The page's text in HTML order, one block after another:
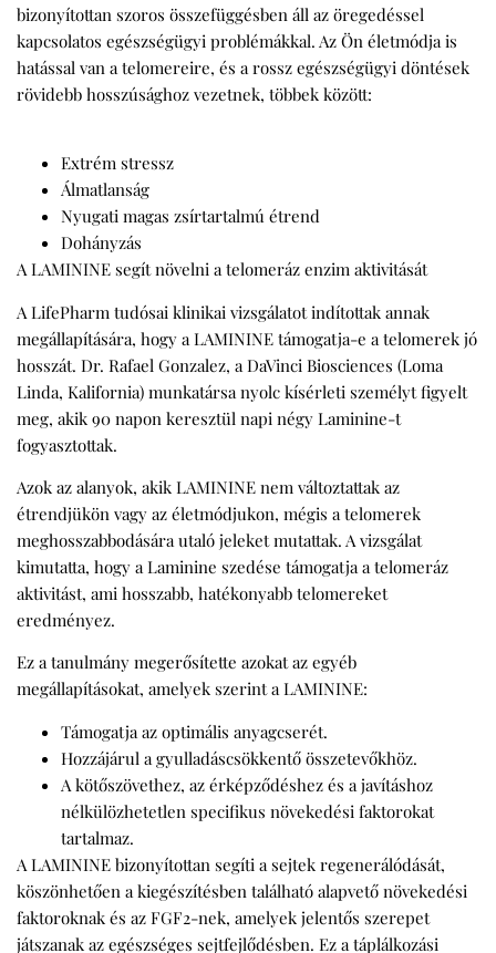
bizonyítottan szoros összefüggésben áll az öregedéssel
kapcsolatos egészségügyi problémákkal. Az Ön életmódja is
hatással van a telomereire, és a rossz egészségügyi döntések
rövidebb hosszúsághoz vezetnek, többek között:
Extrém stressz
Álmatlanság
Nyugati magas zsírtartalmú étrend
Dohányzás
A LAMININE segít növelni a telomeráz enzim aktivitását
A LifePharm tudósai klinikai vizsgálatot indítottak annak
megállapítására, hogy a LAMININE támogatja-e a telomerek jó
hosszát. Dr. Rafael Gonzalez, a DaVinci Biosciences (Loma
Linda, Kalifornia) munkatársa nyolc kísérleti személyt figyelt
meg, akik 90 napon keresztül napi négy Laminine-t
fogyasztottak.
Azok az alanyok, akik LAMININE nem változtattak az
étrendjükön vagy az életmódjukon, mégis a telomerek
meghosszabbodására utaló jeleket mutattak. A vizsgálat
kimutatta, hogy a Laminine szedése támogatja a telomeráz
aktivitást, ami hosszabb, hatékonyabb telomereket
eredményez.
Ez a tanulmány megerősítette azokat az egyéb
megállapításokat, amelyek szerint a LAMININE:
Támogatja az optimális anyagcserét.
Hozzájárul a gyulladáscsökkentő összetevőkhöz.
A kötőszövethez, az érképződéshez és a javításhoz
nélkülözhetetlen specifikus növekedési faktorokat
tartalmaz.
A LAMININE bizonyítottan segíti a sejtek regenerálódását,
köszönhetően a kiegészítésben található alapvető növekedési
faktoroknak és az FGF2-nek, amelyek jelentős szerepet
játszanak az egészséges sejtfejlődésben. Ez a táplálkozási